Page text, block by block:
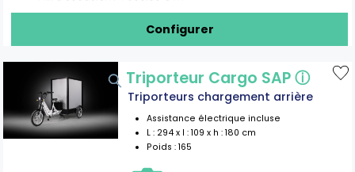
Configurer
Triporteur Cargo SAPⓘ
Triporteurs chargement arrière
Assistance électrique incluse
L : 294 x l :109 x h :180 cm
Poids :165